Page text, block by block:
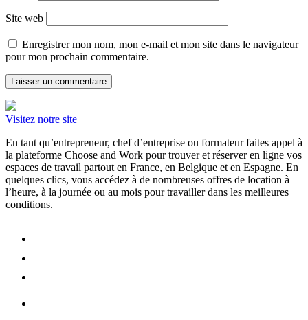
Site web
Enregistrer mon nom, mon e-mail et mon site dans le navigateur
pour mon prochain commentaire.
Visitez notre site
En tant qu’entrepreneur, chef d’entreprise ou formateur faites appel à
la plateforme Choose and Work pour trouver et réserver en ligne vos
espaces de travail partout en France, en Belgique et en Espagne. En
quelques clics, vous accédez à de nombreuses offres de location à
l’heure, à la journée ou au mois pour travailler dans les meilleures
conditions.